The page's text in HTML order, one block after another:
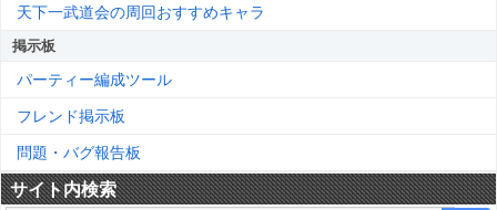
天下一武道会の周回おすすめキャラ
掲示板
パーティー編成ツール
フレンド掲示板
問題・バグ報告板
サイト内検索